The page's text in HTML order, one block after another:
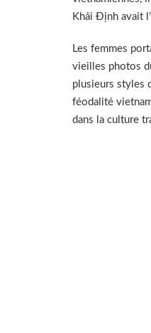
Khải Định avait
Les femmes
vieilles photos
plusieurs styles
féodalité
dans la culture